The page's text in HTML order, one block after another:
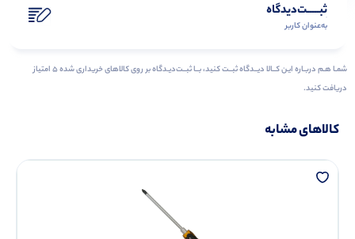
ثبـــــت‌دیدگاه
به‌عنوان کاربر
شمـا هـم دربـاره ایـن کــالا دیــدگاه ثبــت کنید، بــا ثبــت‌دیـدگاه بر روی کالاهای خریداری شده ۵ امتیاز
دریافت کنید.
کالاهای مشابه